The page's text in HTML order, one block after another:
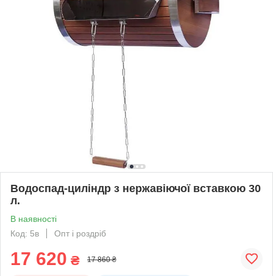
Водоспад-циліндр з нержавіючої вставкою 30
л.
В наявності
Код: 5в
Опт і роздріб
17 620 ₴ 17 860 ₴